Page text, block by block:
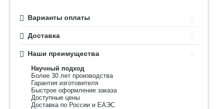
Варианты оплаты
Доставка
Наши преимущества
Научный подход
Более 30 лет производства
Гарантия изготовителя
Быстрое оформление заказа
Доступные цены
Доставка по России и ЕАЭС